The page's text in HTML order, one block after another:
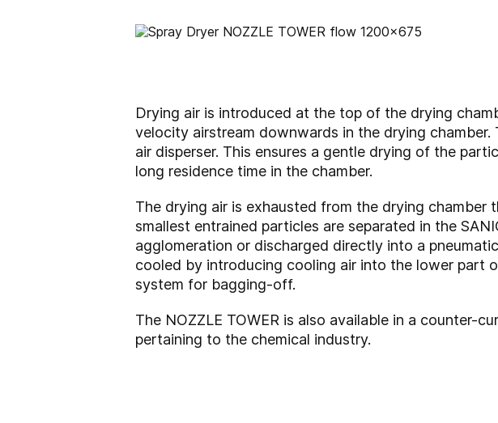
Drying air is introduced at the top of the drying
velocity airstream downwards in the drying
air disperser. This ensures a gentle drying of the
long residence time in the chamber.
The drying air is exhausted from the drying
smallest entrained particles are separated in the
agglomeration or discharged directly into a
cooled by introducing cooling air into the lower part
system for bagging-off.
The NOZZLE TOWER is also available in a
pertaining to the chemical industry.